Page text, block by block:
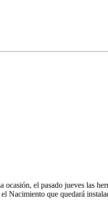
ocasión, el pasado jueves las
Nacimiento que quedará